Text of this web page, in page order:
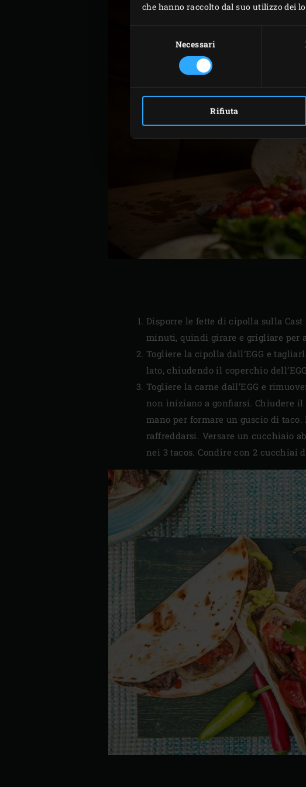
che hanno raccolto dal suo utilizzo dei
Necessari
Rifiuta
Disporre le fette di cipolla sulla
minuti, quindi girare e grigliare per
Togliere la cipolla dall’EGG e
lato, chiudendo il coperchio
Togliere la carne dall’EGG e
non iniziano a gonfiarsi. Chiudere il
mano per formare un guscio di
raffreddarsi. Versare un cucchiaio
nei 3 tacos. Condire con 2 cucchiai